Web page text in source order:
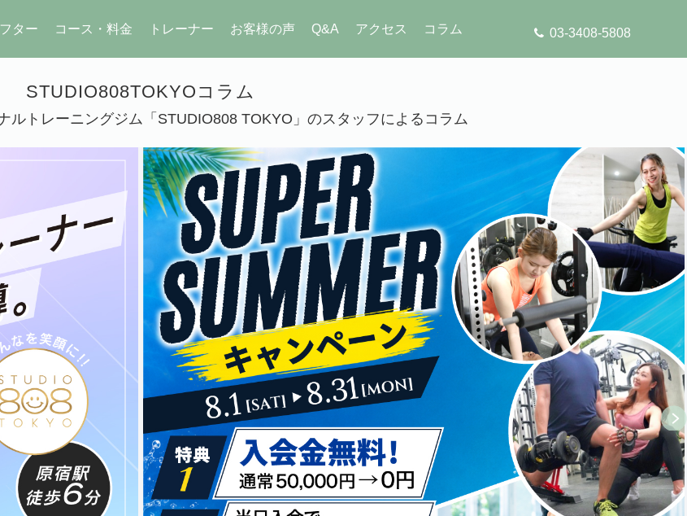
03-3408-5808
ター コース・料金 トレーナー お客様の声 Q&A アクセス コラム
STUDIO808TOKYOコラム
ルトレーニングジム「STUDIO808 TOKYO」のスタッフによるコラム